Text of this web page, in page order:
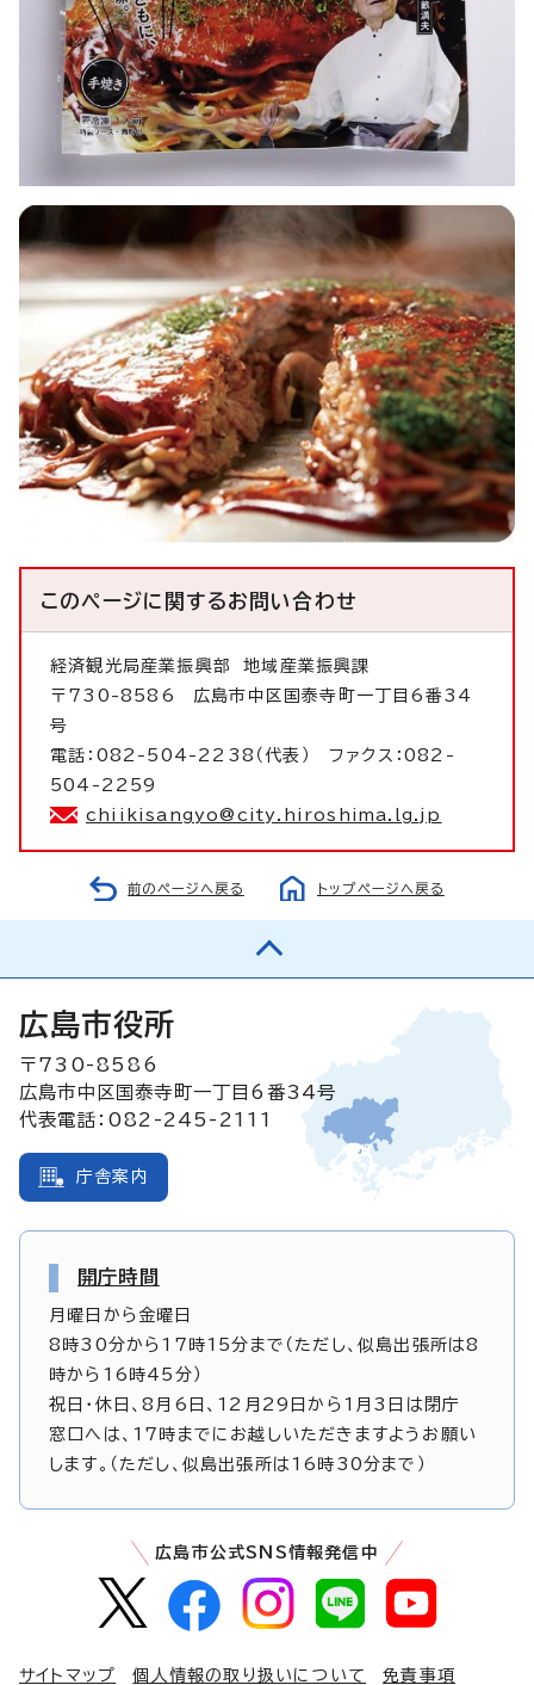
このページに関するお問い合わせ
経済観光局産業振興部地域産業振興課
〒730-8586 広島市中区国泰寺町一丁目6番34
号
電話：082-504-2238（代表） ファクス：082-
504-2259
chiikisangyo@city.hiroshima.lg.jp
前のページへ戻る トップページへ戻る
広島市役所
〒730-8586
広島市中区国泰寺町一丁目6番34号
代表電話：082-245-2111
庁舎案内
開庁時間
月曜日から金曜日
8時30分から17時15分まで（ただし、似島出張所は8
時から16時45分）
祝日・休日、8月6日、12月29日から1月3日は閉庁
窓口へは、17時までにお越しいただきますようお願い
します。（ただし、似島出張所は16時30分まで）
広島市公式SNS情報発信中
サイトマップ 個人情報の取り扱いについて 免責事項